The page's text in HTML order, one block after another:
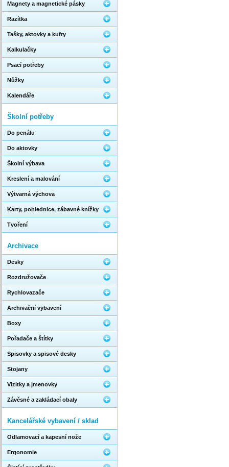
Magnety a magnetické pásky
Razítka
Tašky, aktovky a kufry
Kalkulačky
Psací potřeby
Nůžky
Kalendáře
Školní potřeby
Do penálu
Do aktovky
Školní výbava
Kreslení a malování
Výtvarná výchova
Karty, pohlednice, zábavné knížky
Tvoření
Archivace
Desky
Rozdružovače
Rychlovazače
Archivační vybavení
Boxy
Pořadače a štítky
Spisovky a spisové desky
Stojany
Vizitky a jmenovky
Závěsné a zakládací obaly
Kancelářské vybavení / sklad
Odlamovací a kapesní nože
Ergonomie